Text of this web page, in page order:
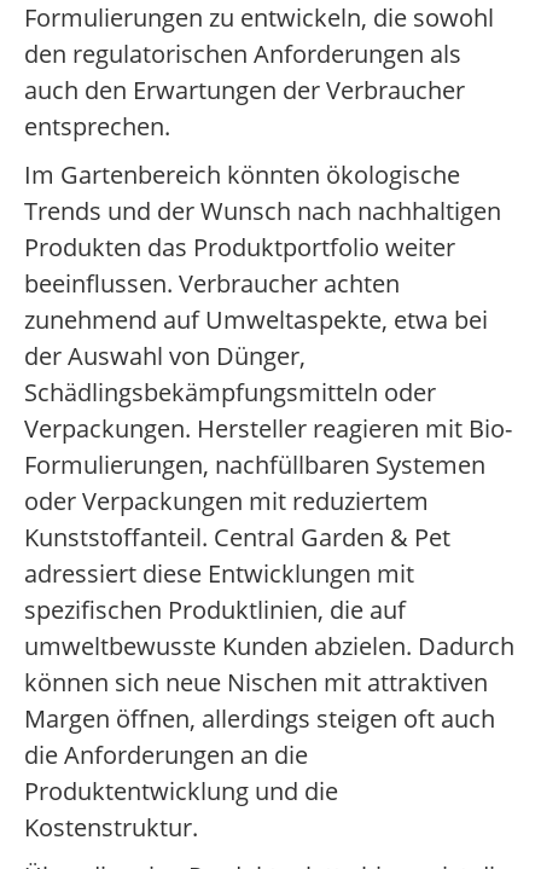
Formulierungen zu entwickeln, die sowohl
den regulatorischen Anforderungen als
auch den Erwartungen der Verbraucher
entsprechen.
Im Gartenbereich könnten ökologische
Trends und der Wunsch nach nachhaltigen
Produkten das Produktportfolio weiter
beeinflussen. Verbraucher achten
zunehmend auf Umweltaspekte, etwa bei
der Auswahl von Dünger,
Schädlingsbekämpfungsmitteln oder
Verpackungen. Hersteller reagieren mit Bio-
Formulierungen, nachfüllbaren Systemen
oder Verpackungen mit reduziertem
Kunststoffanteil. Central Garden & Pet
adressiert diese Entwicklungen mit
spezifischen Produktlinien, die auf
umweltbewusste Kunden abzielen. Dadurch
können sich neue Nischen mit attraktiven
Margen öffnen, allerdings steigen oft auch
die Anforderungen an die
Produktentwicklung und die
Kostenstruktur.